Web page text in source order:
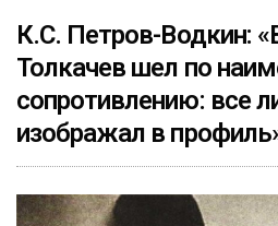
К.С. Петров-Водкин:
Толкачев шел по
сопротивлению: все
изображал в